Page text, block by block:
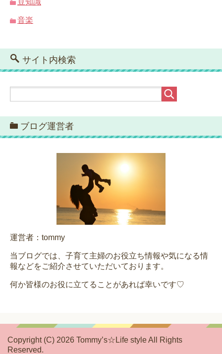
豆知識
音楽
サイト内検索
ブログ運営者
運営者：tommy
当ブログでは、子育て主婦のお役立ち情報や気になる情
報などをご紹介させていただいております。
何か皆様のお役に立てることがあれば幸いです♡
Copyright (C) 2026 Tommy’s☆Life styleAll Rights
Reserved.